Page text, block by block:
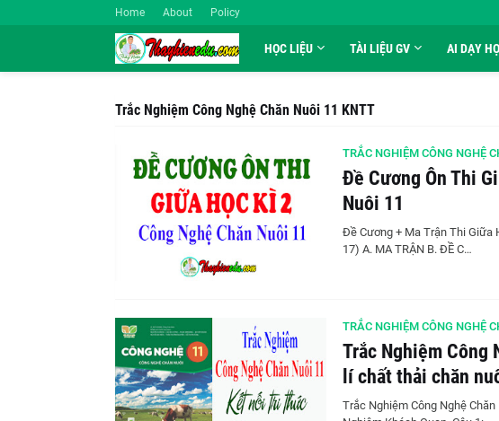
Home About Policy
HỌC LIỆU TÀI LIỆU GV AI DẠY
Trắc Nghiệm Công Nghệ Chăn Nuôi 11 KNTT
TRẮC NGHIỆM CÔNG NGHỆ
Đề Cương Ôn Thi
Nuôi 11
Đề Cương + Ma Trận Thi Giữa
17) A. MA TRẬN B. ĐỀ C…
TRẮC NGHIỆM CÔNG NGHỆ
Trắc Nghiệm Công
lí chất thải chăn
Trắc Nghiệm Công Nghệ